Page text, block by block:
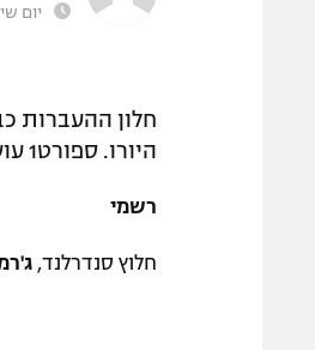
יום שישי,
חלון ההעברות
היורו. ספורט1 עושים לכם סדר.
רשמי
חלוץ סנדרלנד,